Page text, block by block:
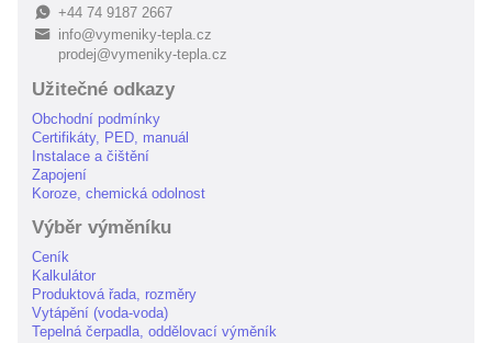
E+44 74 9187 2667
B
info@vymeniky-tepla.cz
prodej@vymeniky-tepla.cz
Užitečné odkazy
Obchodní podmínky
Certifikáty, PED, manuál
Instalace a čištění
Zapojení
Koroze, chemická odolnost
Výběr výměníku
Ceník
Kalkulátor
Produktová řada, rozměry
Vytápění (voda-voda)
Tepelná čerpadla, oddělovací výměník